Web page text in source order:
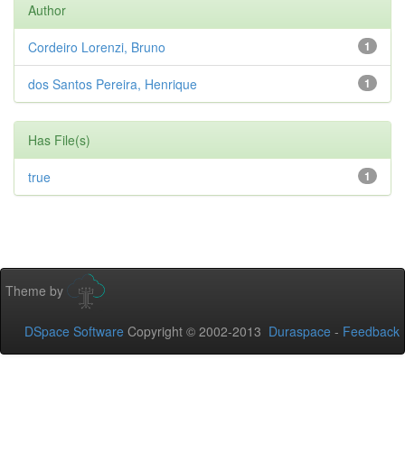
Author
1
Cordeiro Lorenzi, Bruno
1
dos Santos Pereira, Henrique
Has File(s)
1
true
Theme by
DSpace Software Copyright © 2002-2013 Duraspace - Feedback